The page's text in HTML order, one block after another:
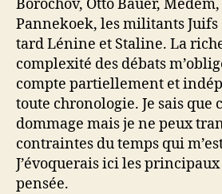
Borochov, Otto Bauer, Medem,
Pannekoek, les militants Juifs
tard Lénine et Staline. La
complexité des débats
compte partiellement et
toute chronologie. Je sais que
dommage mais je ne peux
contraintes du temps qui
J’évoquerais ici les
pensée.